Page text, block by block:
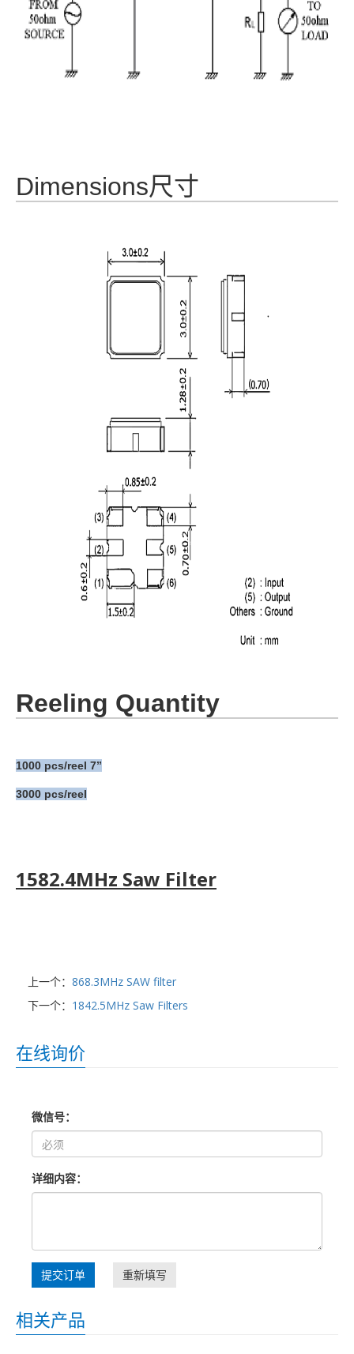
Dimensions尺寸
Reeling Quantity
1000 pcs/reel 7’’
3000 pcs/reel
1582.4MHz Saw Filter
上一个： 868.3MHz SAW filter
下一个： 1842.5MHz Saw Filters
在线询价
微信号：
详细内容：
提交订单 重新填写
相关产品